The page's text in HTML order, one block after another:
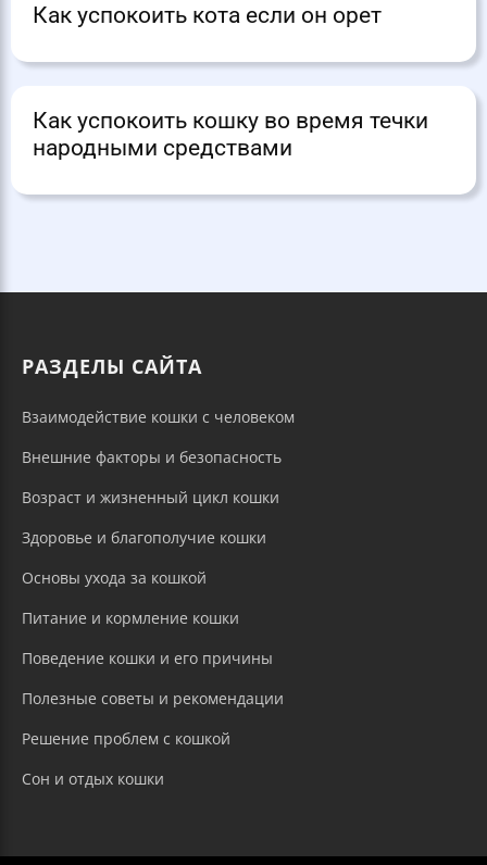
Как успокоить кота если он орет
Как успокоить кошку во время течки
народными средствами
РАЗДЕЛЫ САЙТА
Взаимодействие кошки с человеком
Внешние факторы и безопасность
Возраст и жизненный цикл кошки
Здоровье и благополучие кошки
Основы ухода за кошкой
Питание и кормление кошки
Поведение кошки и его причины
Полезные советы и рекомендации
Решение проблем с кошкой
Сон и отдых кошки